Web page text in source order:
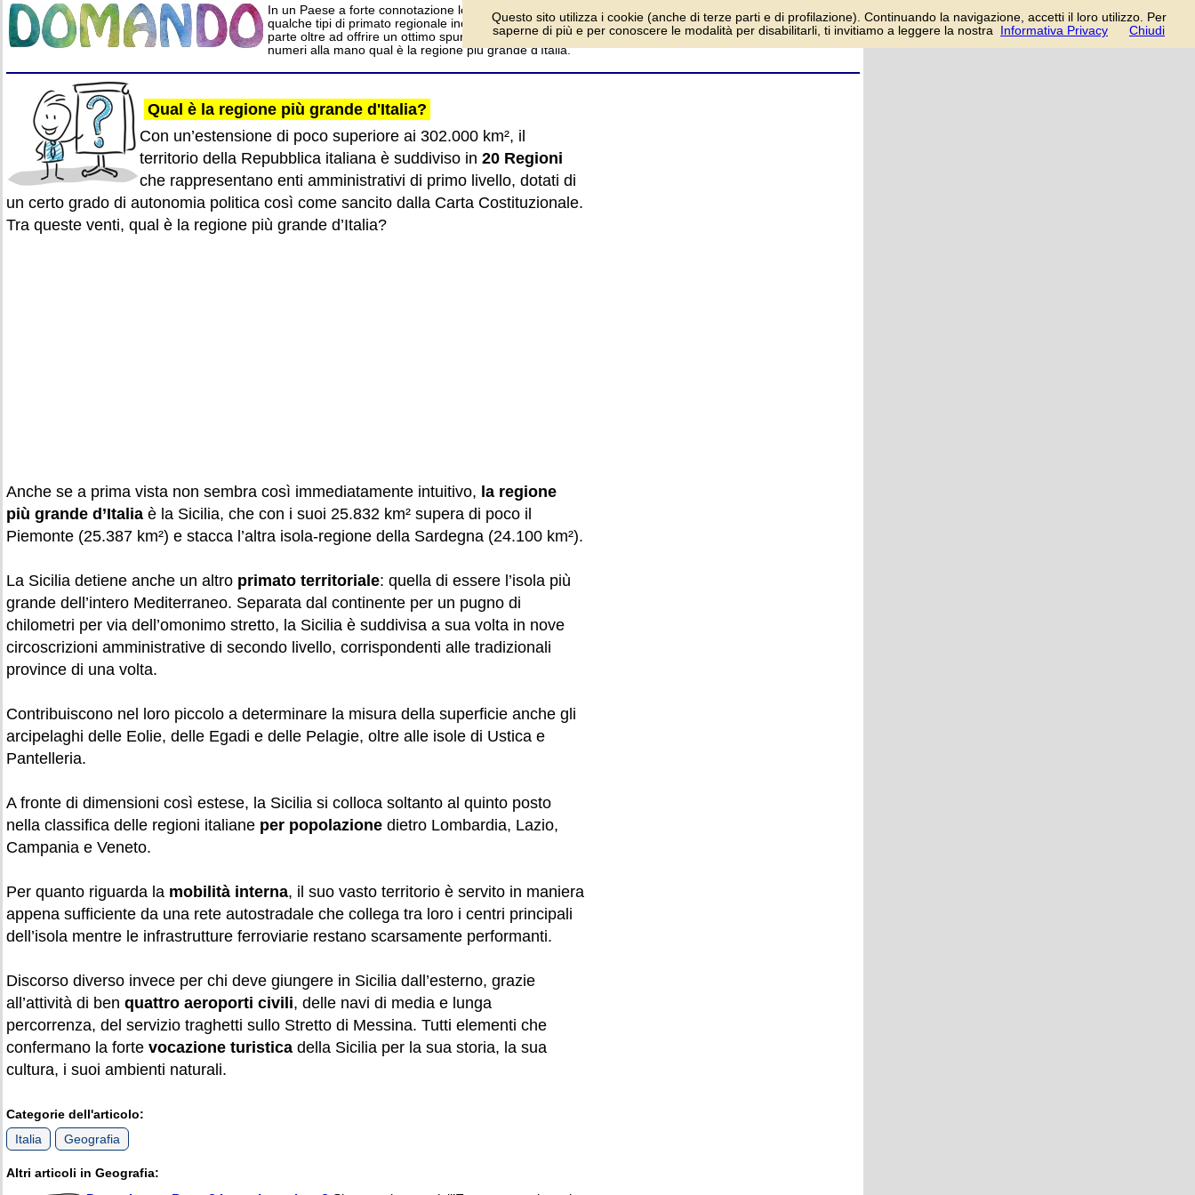
login/registrati
In un Paese a forte connotazione localistica come l’Italia, vantare un
qualche tipi di primato regionale inorgoglisce coloro che ne fanno
parte oltre ad offrire un ottimo spunto per riflessioni culturali più approfondite. Andiamo a scoprire con
numeri alla mano qual è la regione più grande d’Italia.
Qual è la regione più grande d'Italia?
Con un’estensione di poco superiore ai 302.000 km², il
territorio della Repubblica italiana è suddiviso in 20 Regioni
che rappresentano enti amministrativi di primo livello, dotati di
un certo grado di autonomia politica così come sancito dalla Carta Costituzionale.
Tra queste venti, qual è la regione più grande d’Italia?
Anche se a prima vista non sembra così immediatamente intuitivo, la regione
più grande d’Italia è la Sicilia, che con i suoi 25.832 km² supera di poco il
Piemonte (25.387 km²) e stacca l’altra isola-regione della Sardegna (24.100 km²).
La Sicilia detiene anche un altro primato territoriale: quella di essere l’isola più
grande dell’intero Mediterraneo. Separata dal continente per un pugno di
chilometri per via dell’omonimo stretto, la Sicilia è suddivisa a sua volta in nove
circoscrizioni amministrative di secondo livello, corrispondenti alle tradizionali
province di una volta.
Contribuiscono nel loro piccolo a determinare la misura della superficie anche gli
arcipelaghi delle Eolie, delle Egadi e delle Pelagie, oltre alle isole di Ustica e
Pantelleria.
A fronte di dimensioni così estese, la Sicilia si colloca soltanto al quinto posto
nella classifica delle regioni italiane per popolazione dietro Lombardia, Lazio,
Campania e Veneto.
Per quanto riguarda la mobilità interna, il suo vasto territorio è servito in maniera
appena sufficiente da una rete autostradale che collega tra loro i centri principali
dell’isola mentre le infrastrutture ferroviarie restano scarsamente performanti.
Discorso diverso invece per chi deve giungere in Sicilia dall’esterno, grazie
all’attività di ben quattro aeroporti civili, delle navi di media e lunga
percorrenza, del servizio traghetti sullo Stretto di Messina. Tutti elementi che
confermano la forte vocazione turistica della Sicilia per la sua storia, la sua
cultura, i suoi ambienti naturali.
Categorie dell'articolo:
Italia
Geografia
Altri articoli in Geografia:
Questo sito utilizza i cookie (anche di terze parti e di profilazione). Continuando la navigazione, accetti il loro utilizzo. Per
saperne di più e per conoscere le modalità per disabilitarli, ti invitiamo a leggere la nostra
Informativa Privacy Chiudi